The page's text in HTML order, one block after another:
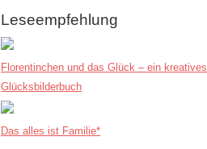
Leseempfehlung
Florentinchen und das Glück – ein kreatives
Glücksbilderbuch
Das alles ist Familie*